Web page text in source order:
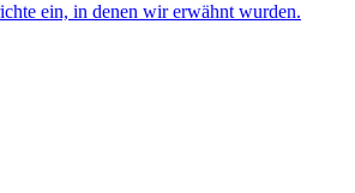
ein, in denen wir erwähnt wurden.